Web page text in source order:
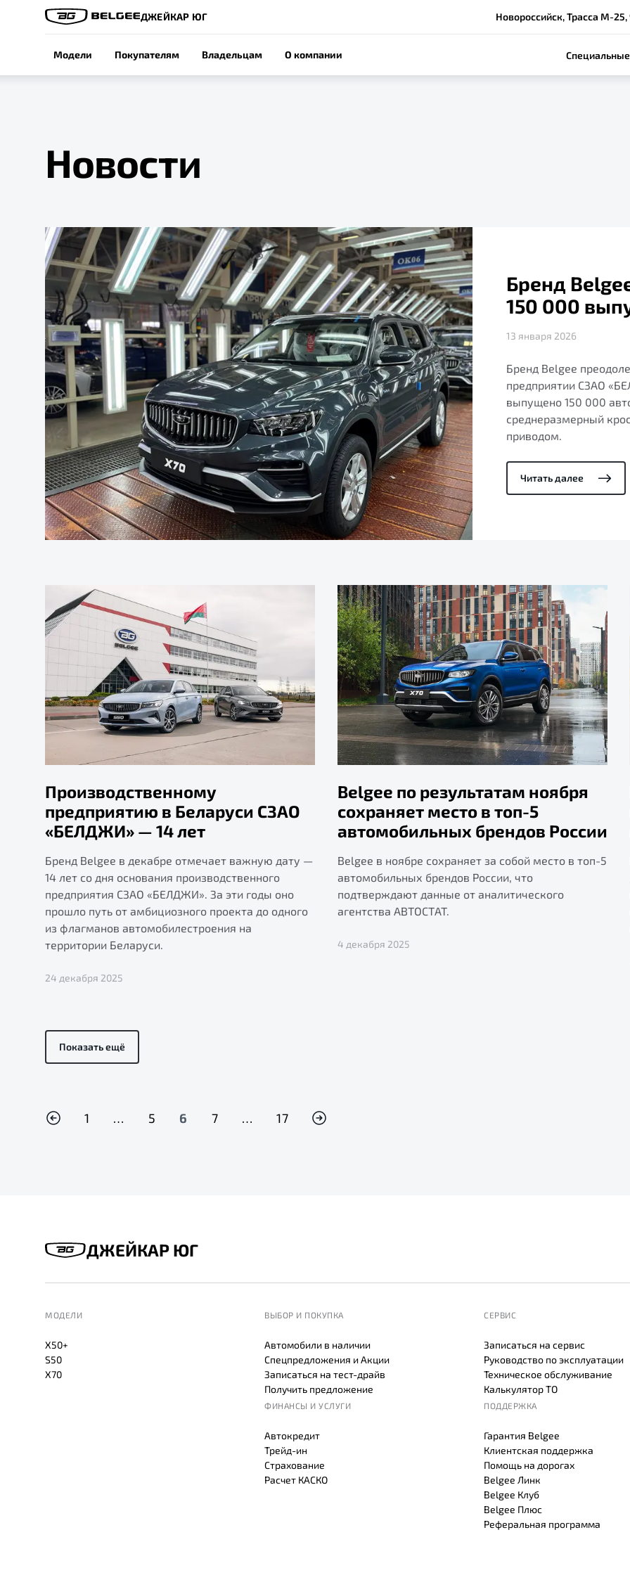
ДЖЕЙКАР ЮГ Новороссийск, Трасса М-
Модели Покупателям Владельцам О компании
Новости
Бренд
150 000
13 января 2026
Бренд Belgee
предприятии СЗАО
выпущено 150 000
среднеразмерный
приводом.
Читать далее
Производственному
предприятию в Беларуси СЗАО
«БЕЛДЖИ» — 14 лет
Бренд Belgee в декабре отмечает важную дату —
14 лет со дня основания производственного
предприятия СЗАО «БЕЛДЖИ». За эти годы оно
прошло путь от амбициозного проекта до одного
из флагманов автомобилестроения на
территории Беларуси.
24 декабря 2025
Belgee по результатам ноября
сохраняет место в топ-5
автомобильных брендов России
Belgee в ноябре сохраняет за собой место в топ-5
автомобильных брендов России, что
подтверждают данные от аналитического
агентства АВТОСТАТ.
4 декабря 2025
Показать ещё
1 … 5 6 7 … 17
ДЖЕЙКАР ЮГ
МОДЕЛИ
X50+
S50
X70
ВЫБОР И ПОКУПКА
Автомобили в наличии
Спецпредложения и Акции
Записаться на тест-драйв
Получить предложение
ФИНАНСЫ И УСЛУГИ
Автокредит
Трейд-ин
Страхование
Расчет КАСКО
СЕРВИС
Записаться на сервис
Руководство по эксплуатации
Техническое обслуживание
Калькулятор ТО
ПОДДЕРЖКА
Гарантия Belgee
Клиентская поддержка
Помощь на дорогах
Belgee Линк
Belgee Клуб
Belgee Плюс
Реферальная программа